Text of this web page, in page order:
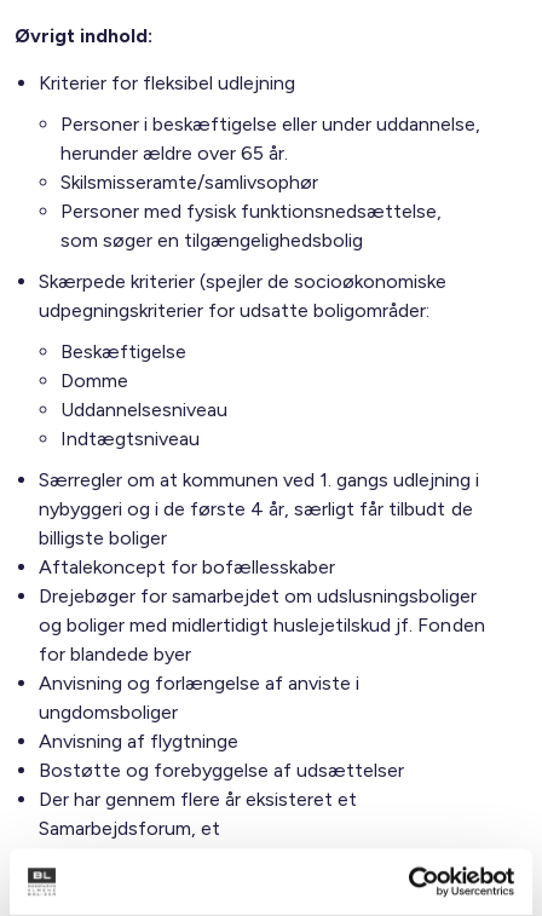
Øvrigt indhold:
Kriterier for fleksibel udlejning
Personer i beskæftigelse eller under uddannelse,
herunder ældre over 65 år.
Skilsmisseramte/samlivsophør
Personer med fysisk funktionsnedsættelse,
som søger en tilgængelighedsbolig
Skærpede kriterier (spejler de socioøkonomiske
udpegningskriterier for udsatte boligområder:
Beskæftigelse
Domme
Uddannelsesniveau
Indtægtsniveau
Særregler om at kommunen ved 1. gangs udlejning i
nybyggeri og i de første 4 år, særligt får tilbudt de
billigste boliger
Aftalekoncept for bofællesskaber
Drejebøger for samarbejdet om udslusningsboliger
og boliger med midlertidigt huslejetilskud jf. Fonden
for blandede byer
Anvisning og forlængelse af anviste i
ungdomsboliger
Anvisning af flygtninge
Bostøtte og forebyggelse af udsættelser
Der har gennem flere år eksisteret et
Samarbejdsforum, et
udlejningsgruppe. Der etableres et fagligt forum vedr.